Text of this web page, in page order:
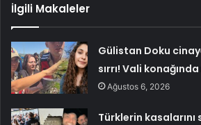
İlgili Makaleler
Gülistan Doku
sırrı! Vali
Ağustos 6, 2026
Türklerin